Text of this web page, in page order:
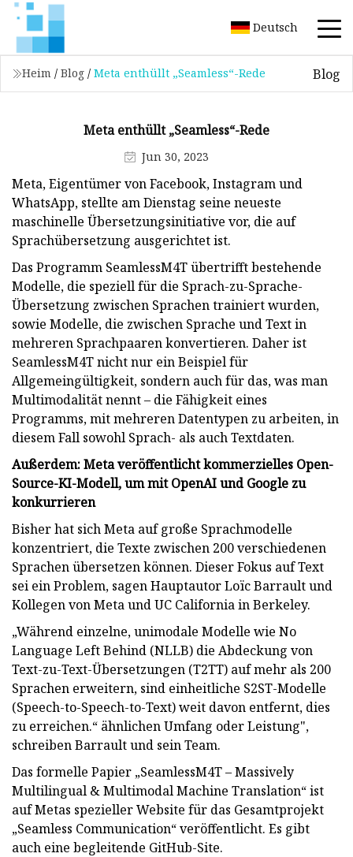
Deutsch
Heim / Blog / Meta enthüllt „Seamless“-Rede Blog
Meta enthüllt „Seamless“-Rede
Jun 30, 2023
Meta, Eigentümer von Facebook, Instagram und
WhatsApp, stellte am Dienstag seine neueste
maschinelle Übersetzungsinitiative vor, die auf
Sprachübersetzung ausgerichtet ist.
Das Programm SeamlessM4T übertrifft bestehende
Modelle, die speziell für die Sprach-zu-Sprache-
Übersetzung zwischen Sprachen trainiert wurden,
sowie Modelle, die zwischen Sprache und Text in
mehreren Sprachpaaren konvertieren. Daher ist
SeamlessM4T nicht nur ein Beispiel für
Allgemeingültigkeit, sondern auch für das, was man
Multimodalität nennt – die Fähigkeit eines
Programms, mit mehreren Datentypen zu arbeiten, in
diesem Fall sowohl Sprach- als auch Textdaten.
Außerdem: Meta veröffentlicht kommerzielles Open-
Source-KI-Modell, um mit OpenAI und Google zu
konkurrieren
Bisher hat sich Meta auf große Sprachmodelle
konzentriert, die Texte zwischen 200 verschiedenen
Sprachen übersetzen können. Dieser Fokus auf Text
sei ein Problem, sagen Hauptautor Loïc Barrault und
Kollegen von Meta und UC California in Berkeley.
„Während einzelne, unimodale Modelle wie No
Language Left Behind (NLLB) die Abdeckung von
Text-zu-Text-Übersetzungen (T2TT) auf mehr als 200
Sprachen erweitern, sind einheitliche S2ST-Modelle
(Speech-to-Speech-to-Text) weit davon entfernt, dies
zu erreichen.“ ähnlichen Umfang oder Leistung",
schreiben Barrault und sein Team.
Das formelle Papier „SeamlessM4T – Massively
Multilingual & Multimodal Machine Translation“ ist
auf Metas spezieller Website für das Gesamtprojekt
„Seamless Communication“ veröffentlicht. Es gibt
auch eine begleitende GitHub-Site.